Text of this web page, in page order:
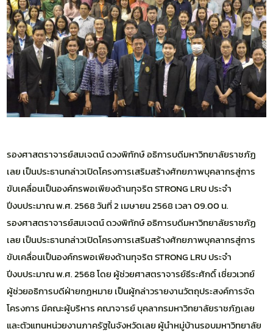
รองศาสตราจารย์สมเจตน์ ดวงพิทักษ์ อธิการบดีมหาวิทยาลัยราชภัฏ
เลย เป็นประธานกล่าวเปิดโครงการเสริมสร้างศักยภาพบุคลากรสู่การ
ขับเคลื่อนเป็นองค์กรพอเพียงด้านทุจริต STRONG LRU ประจำ
ปีงบประมาณ พ.ศ. 2568 วันที่ 2 เมษายน 2568 เวลา 09.00 น.
รองศาสตราจารย์สมเจตน์ ดวงพิทักษ์ อธิการบดีมหาวิทยาลัยราชภัฏ
เลย เป็นประธานกล่าวเปิดโครงการเสริมสร้างศักยภาพบุคลากรสู่การ
ขับเคลื่อนเป็นองค์กรพอเพียงด้านทุจริต STRONG LRU ประจำ
ปีงบประมาณ พ.ศ. 2568 โดย ผู้ช่วยศาสตราจารย์ธีระศักดิ์ เชี่ยวเวทย์
ผู้ช่วยอธิการบดีฝ่ายกฏหมาย เป็นผู้กล่าวรายงานวัตถุประสงค์การจัด
โครงการ มีคณะผู้บริหาร คณาจารย์ บุคลากรมหาวิทยาลัยราชภัฏเลย
และตัวแทนหน่วยงานภาครัฐในจังหวัดเลย ผู้นำหมู่บ้านรอบมหาวิทยาลัย